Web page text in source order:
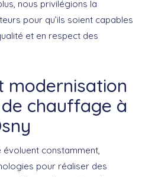
nous privilégions la
pour qu’ils soient capables
et en respect des
modernisation
chauffage à
évoluent constamment,
pour réaliser des